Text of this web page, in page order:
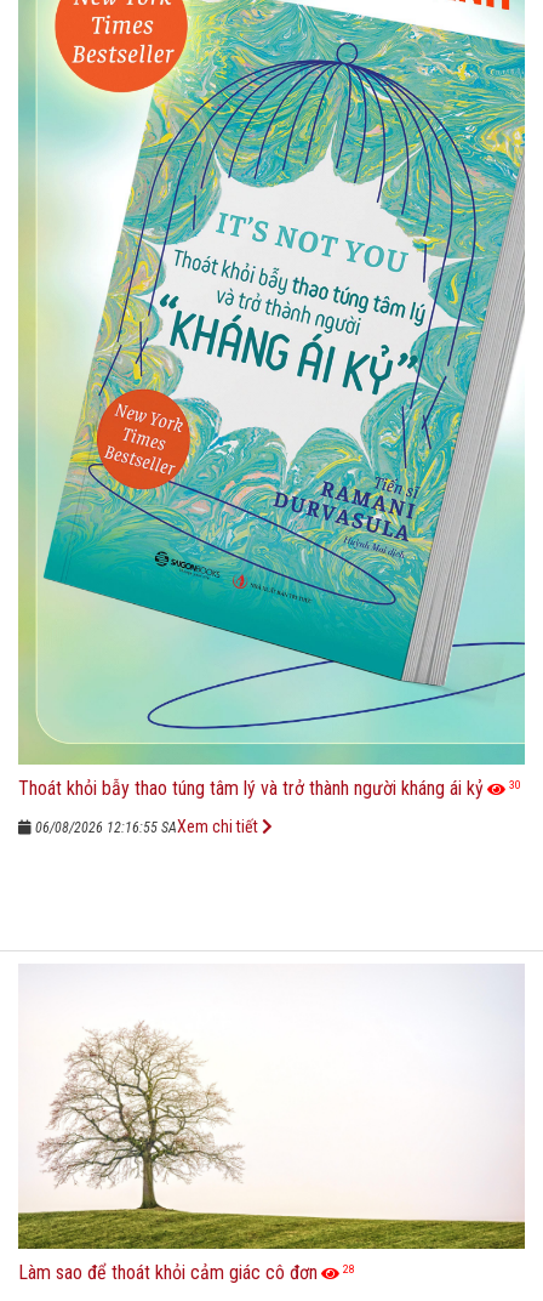
Thoát khỏi bẫy thao túng tâm lý và trở thành người kháng ái kỷ 30
06/08/2026 12:16:55 SAXem chi tiết
Làm sao để thoát khỏi cảm giác cô đơn 28